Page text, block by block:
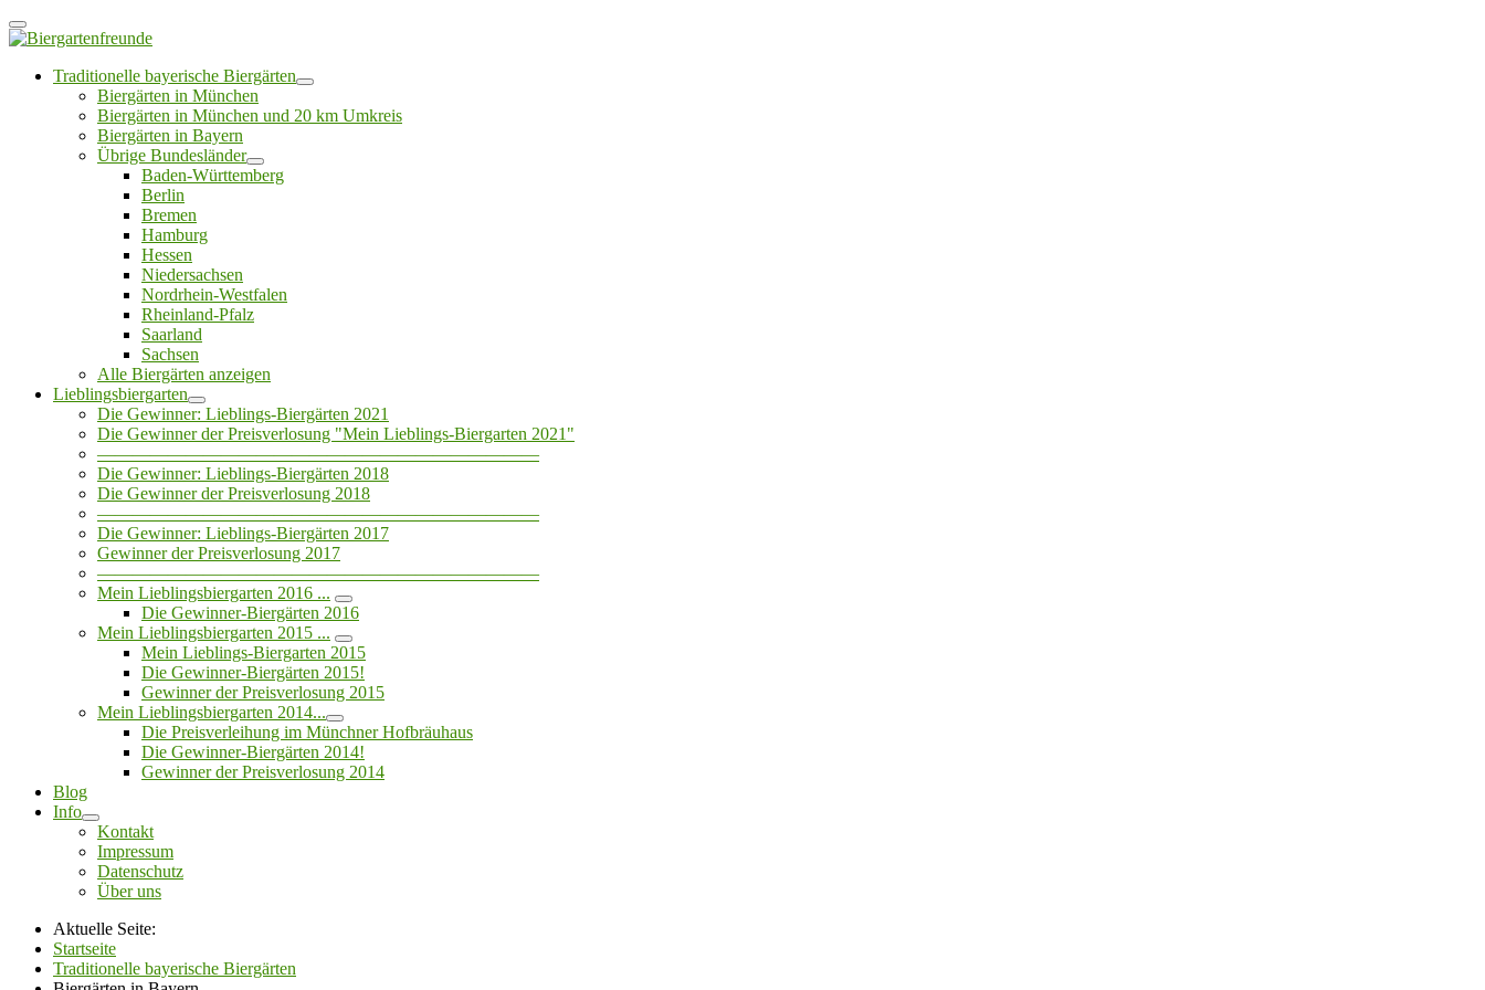
Traditionelle bayerische Biergärten
Biergärten in München
Biergärten in München und 20 km Umkreis
Biergärten in Bayern
Übrige Bundesländer
Baden-Württemberg
Berlin
Bremen
Hamburg
Hessen
Niedersachsen
Nordrhein-Westfalen
Rheinland-Pfalz
Saarland
Sachsen
Alle Biergärten anzeigen
Lieblingsbiergarten
Die Gewinner: Lieblings-Biergärten 2021
Die Gewinner der Preisverlosung "Mein Lieblings-Biergarten 2021"
—————————————————————————
Die Gewinner: Lieblings-Biergärten 2018
Die Gewinner der Preisverlosung 2018
—————————————————————————
Die Gewinner: Lieblings-Biergärten 2017
Gewinner der Preisverlosung 2017
—————————————————————————
Mein Lieblingsbiergarten 2016 ...
Die Gewinner-Biergärten 2016
Mein Lieblingsbiergarten 2015 ...
Mein Lieblings-Biergarten 2015
Die Gewinner-Biergärten 2015!
Gewinner der Preisverlosung 2015
Mein Lieblingsbiergarten 2014...
Die Preisverleihung im Münchner Hofbräuhaus
Die Gewinner-Biergärten 2014!
Gewinner der Preisverlosung 2014
Blog
Info
Kontakt
Impressum
Datenschutz
Über uns
Aktuelle Seite:
Startseite
Traditionelle bayerische Biergärten